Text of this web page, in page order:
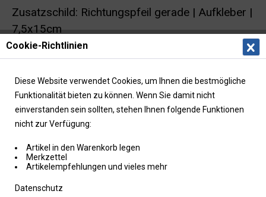
Zusatzschild: Richtungspfeil gerade | Aufkleber |
7,5x15cm
Cookie-Richtlinien
Diese Website verwendet Cookies, um Ihnen die bestmögliche
Funktionalität bieten zu können. Wenn Sie damit nicht
einverstanden sein sollten, stehen Ihnen folgende Funktionen
nicht zur Verfügung:
Artikel in den Warenkorb legen
Merkzettel
Artikelempfehlungen und vieles mehr
Datenschutz